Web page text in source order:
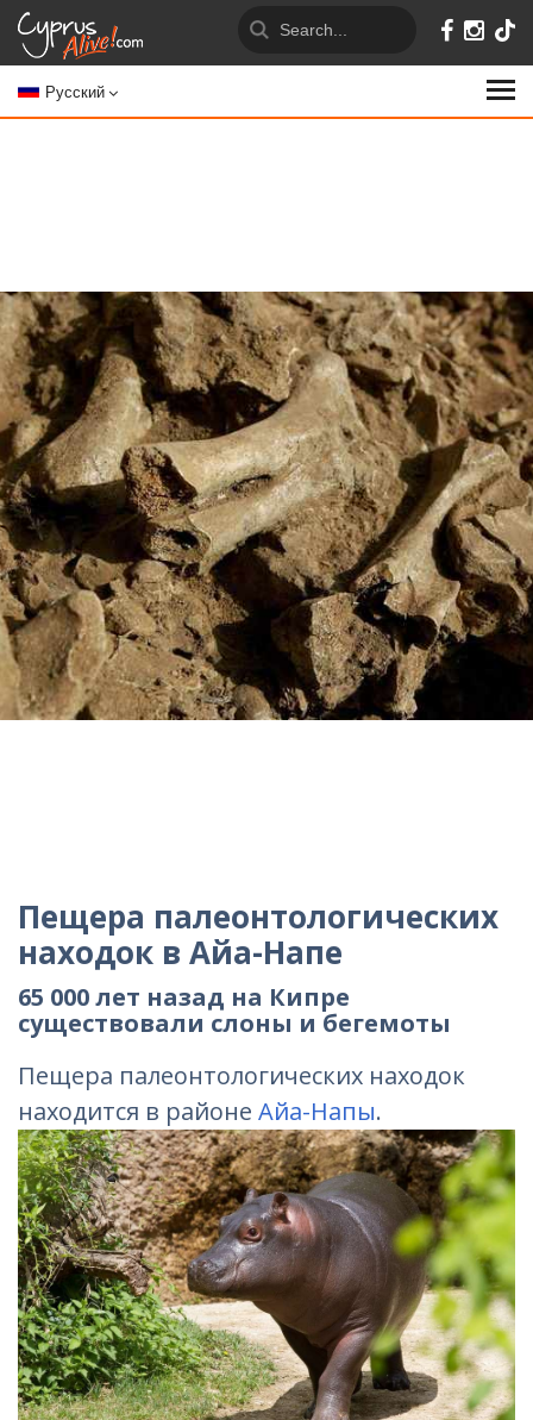
Русский
Пещера палеонтологических
находок в Айа-Напе
65 000 лет назад на Кипре
существовали слоны и бегемоты
Пещера палеонтологических находок
находится в районе Айа-Напы.